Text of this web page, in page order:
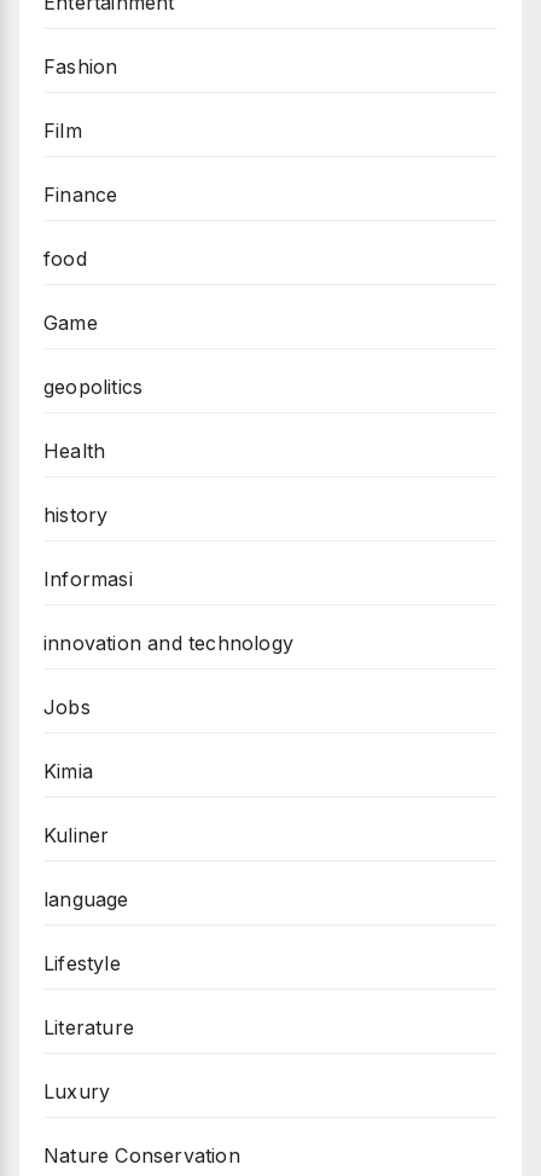
Fashion
Film
Finance
food
Game
geopolitics
Health
history
Informasi
innovation and technology
Jobs
Kimia
Kuliner
language
Lifestyle
Literature
Luxury
Nature Conservation